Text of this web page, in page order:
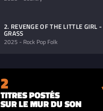
2. REVENGE OF THE LITTLE GIRL
GRASS
2025 - Rock Pop Folk
2
TITRES POSTÉS
SUR LE MUR DU SON